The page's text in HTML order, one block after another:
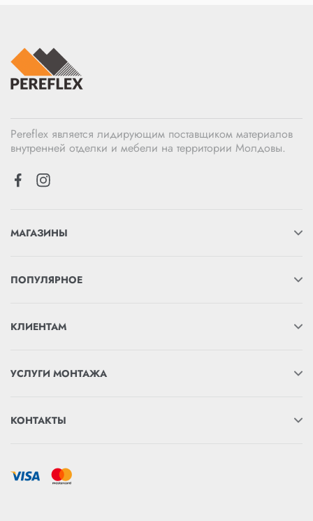
Pereflex является лидирующим поставщиком материалов
внутренней отделки и мебели на территории Молдовы.
МАГАЗИНЫ
ПОПУЛЯРНОЕ
КЛИЕНТАМ
УСЛУГИ МОНТАЖА
КОНТАКТЫ